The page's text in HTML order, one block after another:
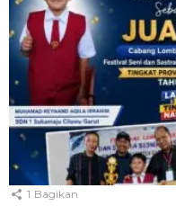
1 Bagikan